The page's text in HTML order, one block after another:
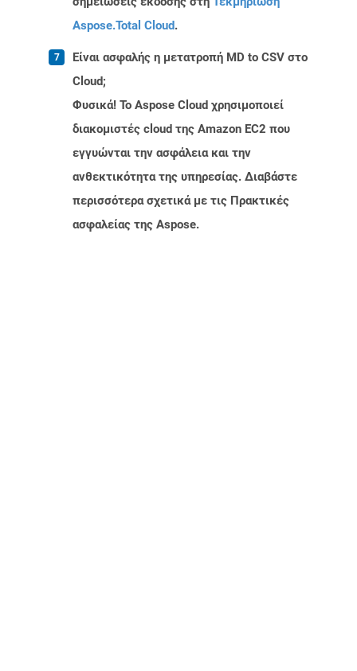
Aspose.Total Cloud.
Είναι ασφαλής η μετατροπή MD to CSV στο
Cloud;
Φυσικά! Το Aspose Cloud χρησιμοποιεί
διακομιστές cloud της Amazon EC2 που
εγγυώνται την ασφάλεια και την
ανθεκτικότητα της υπηρεσίας. Διαβάστε
περισσότερα σχετικά με τις Πρακτικές
ασφαλείας της Aspose.